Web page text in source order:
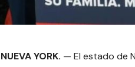
NUEVA YORK. — El estado de